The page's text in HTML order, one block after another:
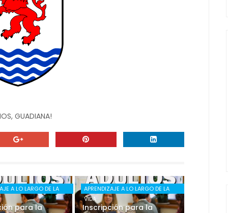
GUADIANA!
A LO LARGO DE LA
para la
APRENDIZAJE A LO LARGO DE LA
VIDA
Inscripción para la